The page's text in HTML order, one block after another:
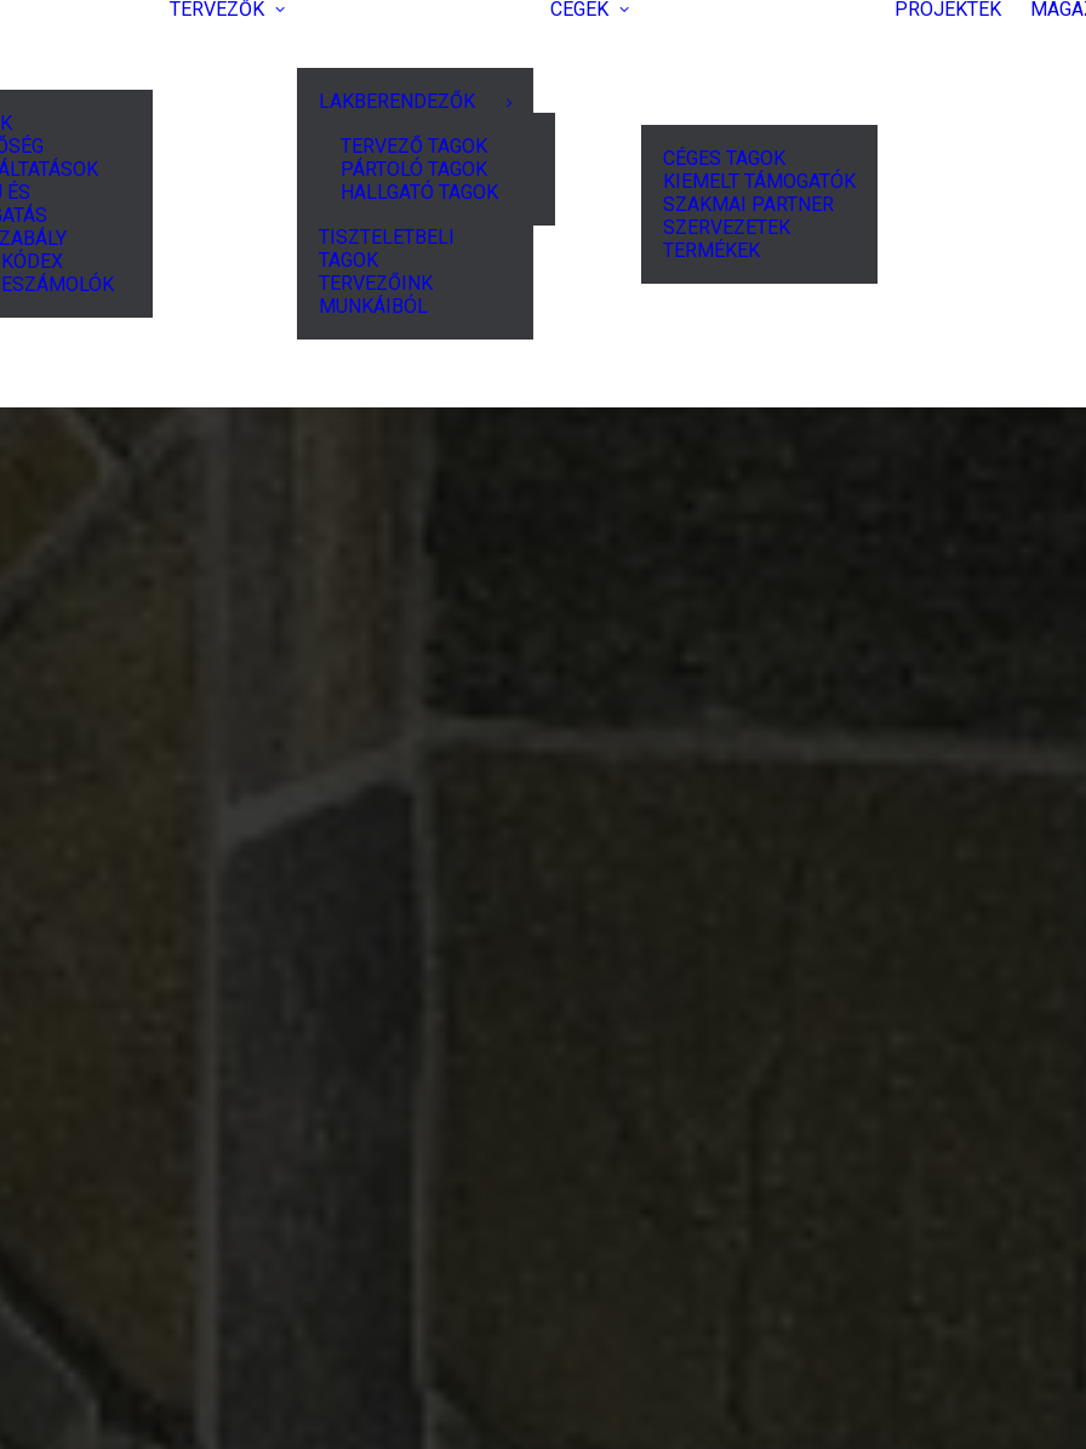
ÉS
TERVEZŐK
LAKBERENDEZŐK
TERVEZŐ TAGOK
PÁRTOLÓ TAGOK
HALLGATÓ TAGOK
TISZTELETBELI
TAGOK
TERVEZŐINK
MUNKÁIBÓL
CÉGEK
CÉGES TAGOK
KIEMELT TÁMOGATÓK
SZAKMAI PARTNER
SZERVEZETEK
TERMÉKEK
PROJEKTEK